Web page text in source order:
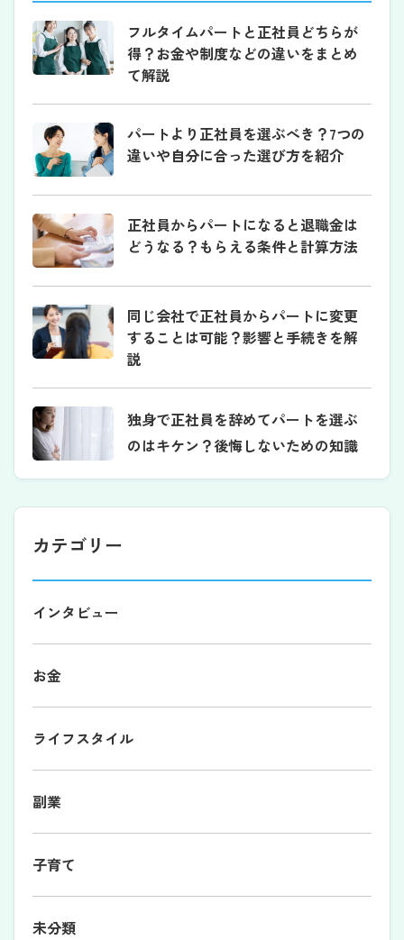
フルタイムパートと正社員どちらが
得？お金や制度などの違いをまとめ
て解説
パートより正社員を選ぶべき？7つの
違いや自分に合った選び方を紹介
正社員からパートになると退職金は
どうなる？もらえる条件と計算方法
同じ会社で正社員からパートに変更
することは可能？影響と手続きを解
説
独身で正社員を辞めてパートを選ぶ
のはキケン？後悔しないための知識
カテゴリー
インタビュー
お金
ライフスタイル
副業
子育て
未分類